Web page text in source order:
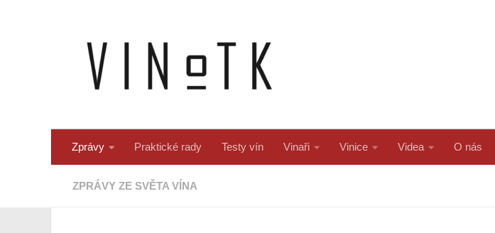
Zprávy Praktické rady Testy vín Vinaři Vinice Videa O nás
ZPRÁVY ZE SVĚTA VÍNA